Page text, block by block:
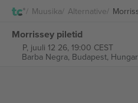
Muusika Alternative
Morrissey piletid
P, juuli 12 26, 19:00 CEST
Barba Negra, Budapest,